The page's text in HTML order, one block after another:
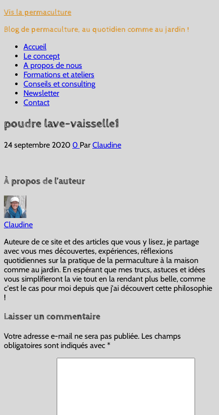
Vis la permaculture
Blog de permaculture, au quotidien comme au jardin !
Accueil
Le concept
A propos de nous
Formations et ateliers
Conseils et consulting
Newsletter
Contact
poudre lave-vaisselle1
24 septembre 2020 0 Par Claudine
À propos de l’auteur
Claudine
Auteure de ce site et des articles que vous y lisez, je partage
avec vous mes découvertes, expériences, réflexions
quotidiennes sur la pratique de la permaculture à la maison
comme au jardin. En espérant que mes trucs, astuces et idées
vous simplifieront la vie tout en la rendant plus belle, comme
c'est le cas pour moi depuis que j'ai découvert cette philosophie
!
Laisser un commentaire
Votre adresse e-mail ne sera pas publiée. Les champs
obligatoires sont indiqués avec *